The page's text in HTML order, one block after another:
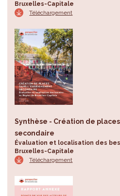
Bruxelles-Capitale
Téléchargement
Synthèse - Création de
secondaire
Évaluation et localisation des
Bruxelles-Capitale
Téléchargement